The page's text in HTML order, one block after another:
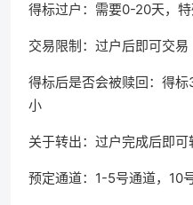
得标过户：需要0-20天，
交易限制：过户后即可交易
得标后是否会被赎回：得
小
关于转出：过户完成后即可
预定通道：1-5号通道，10